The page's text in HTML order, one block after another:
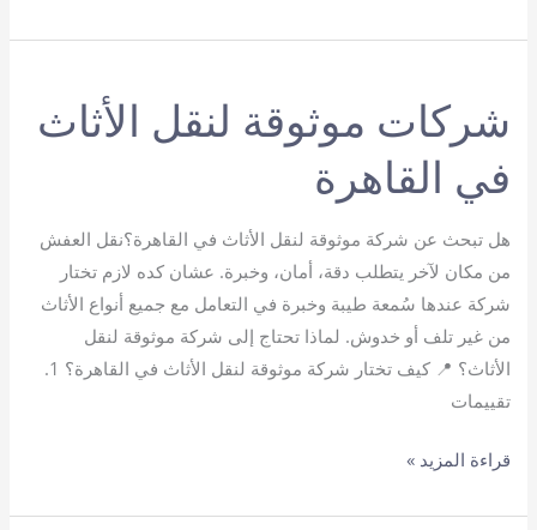
نقل
شركات موثوقة لنقل الأثاث
في القاهرة
هل تبحث عن شركة موثوقة لنقل الأثاث في القاهرة؟نقل العفش
من مكان لآخر يتطلب دقة، أمان، وخبرة. عشان كده لازم تختار
شركة عندها سُمعة طيبة وخبرة في التعامل مع جميع أنواع الأثاث
من غير تلف أو خدوش. لماذا تحتاج إلى شركة موثوقة لنقل
الأثاث؟ 📍 كيف تختار شركة موثوقة لنقل الأثاث في القاهرة؟ 1.
تقييمات
شركات
لنقل
قراءة المزيد »